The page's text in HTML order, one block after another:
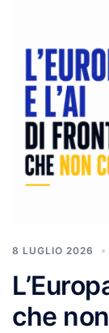
8 LUGLIO 2026
che